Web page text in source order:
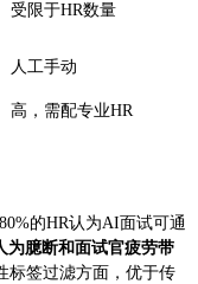
受限于HR数量
人工手动
高，需配专业HR
的HR认为AI面试可通
为臆断和面试官疲劳带
标签过滤方面，优于传